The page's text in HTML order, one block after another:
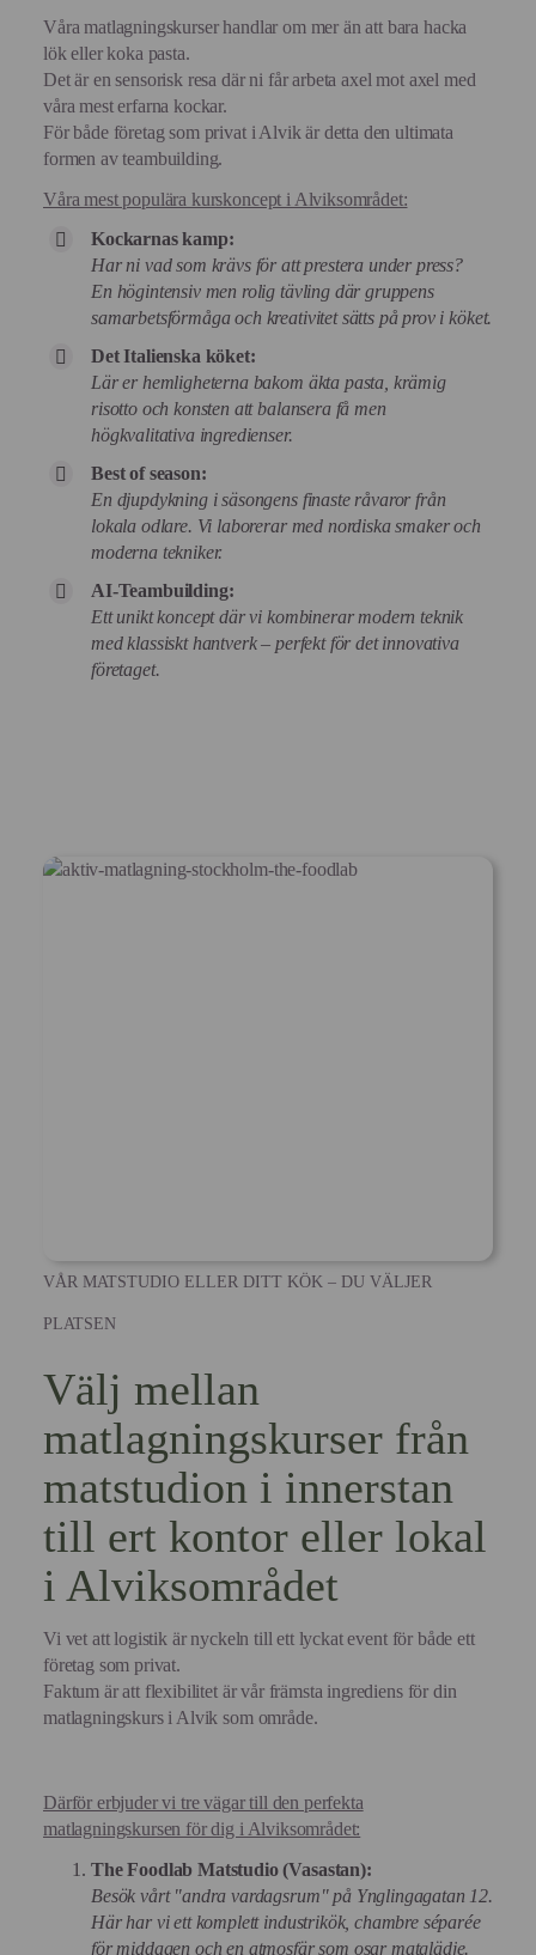
Våra matlagningskurser handlar om mer än att bara hacka
lök eller koka pasta.
Det är en sensorisk resa där ni får arbeta axel mot axel med
våra mest erfarna kockar.
För både företag som privat i Alvik är detta den ultimata
formen av teambuilding.
Våra mest populära kurskoncept i Alviksområdet:
Kockarnas kamp:
Har ni vad som krävs för att prestera under press?
En högintensiv men rolig tävling där gruppens
samarbetsförmåga och kreativitet sätts på prov i köket.
Det Italienska köket:
Lär er hemligheterna bakom äkta pasta, krämig
risotto och konsten att balansera få men
högkvalitativa ingredienser.
Best of season:
En djupdykning i säsongens finaste råvaror från
lokala odlare. Vi laborerar med nordiska smaker och
moderna tekniker.
AI-Teambuilding:
Ett unikt koncept där vi kombinerar modern teknik
med klassiskt hantverk – perfekt för det innovativa
företaget.
VÅR MATSTUDIO ELLER DITT KÖK – DU VÄLJER
PLATSEN
Välj mellan
matlagningskurser från
matstudion i innerstan
till ert kontor eller lokal
i Alviksområdet
Vi vet att logistik är nyckeln till ett lyckat event för både ett
företag som privat.
Faktum är att flexibilitet är vår främsta ingrediens för din
matlagningskurs i Alvik som område.
Därför erbjuder vi tre vägar till den perfekta
matlagningskursen för dig i Alviksområdet:
The Foodlab Matstudio (Vasastan):
Besök vårt "andra vardagsrum" på Ynglingagatan 12.
Här har vi ett komplett industrikök, chambre séparée
för middagen och en atmosfär som osar matglädje.